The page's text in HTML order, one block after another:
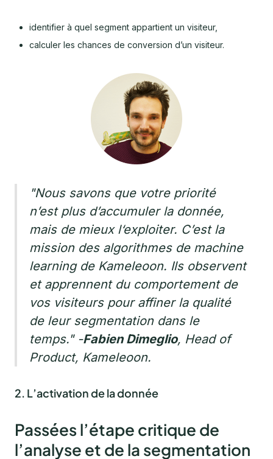
identifier à quel segment appartient un visiteur,
calculer les chances de conversion d’un visiteur.
"Nous savons que votre priorité
n’est plus d’accumuler la donnée,
mais de mieux l‘exploiter. C’est la
mission des algorithmes de machine
learning de Kameleoon. Ils observent
et apprennent du comportement de
vos visiteurs pour affiner la qualité
de leur segmentation dans le
temps." -Fabien Dimeglio, Head of
Product, Kameleoon.
2. L’activation de la donnée
Passées l’étape critique de
l’analyse et de la segmentation